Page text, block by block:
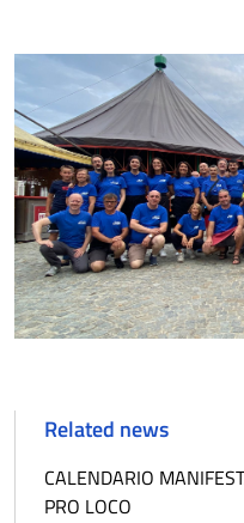
Related news
CALENDARIO
PRO LOCO